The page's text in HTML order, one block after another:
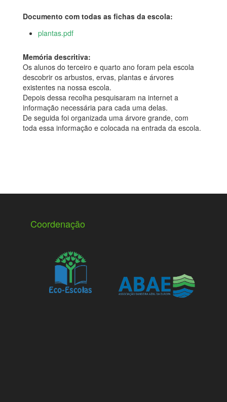
Documento com todas as fichas da escola:
plantas.pdf
Memória descritiva:
Os alunos do terceiro e quarto ano foram pela escola
descobrir os arbustos, ervas, plantas e árvores
existentes na nossa escola.
Depois dessa recolha pesquisaram na internet a
informação necessária para cada uma delas.
De seguida foi organizada uma árvore grande, com
toda essa informação e colocada na entrada da escola.
Coordenação